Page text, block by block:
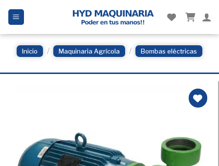
Inicio / Maquinaria Agrícola / Bombas eléctricas
Lista
de
deseos